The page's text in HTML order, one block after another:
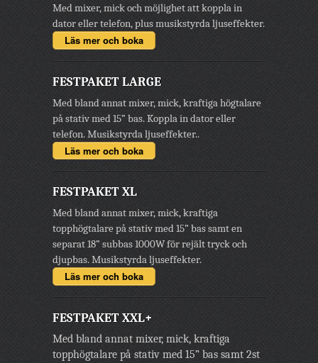
Med mixer, mick och möjlighet att koppla in
dator eller telefon, plus musikstyrda ljuseffekter.
Läs mer och boka
FESTPAKET LARGE
Med bland annat mixer, mick, kraftiga högtalare
på stativ med 15” bas. Koppla in dator eller
telefon. Musikstyrda ljuseffekter..
Läs mer och boka
FESTPAKET XL
Med bland annat mixer, mick, kraftiga
topphögtalare på stativ med 15” bas samt en
separat 18” subbas 1000W för rejält tryck och
djupbas. Musikstyrda ljuseffekter.
Läs mer och boka
FESTPAKET XXL+
Med bland annat mixer, mick, kraftiga
topphögtalare på stativ med 15” bas samt 2st